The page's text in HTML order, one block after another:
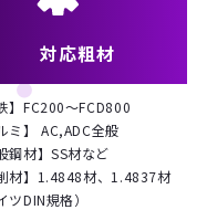
対応粗材
】FC200～FCD800
ミ】 AC,ADC全般
鋼材】SS材など
削材】1.4848材、1.4837材
ツDIN規格）